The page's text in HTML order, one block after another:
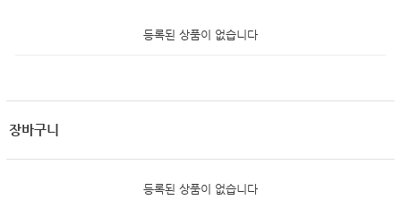
등록된 상품이 없습니다
장바구니
등록된 상품이 없습니다